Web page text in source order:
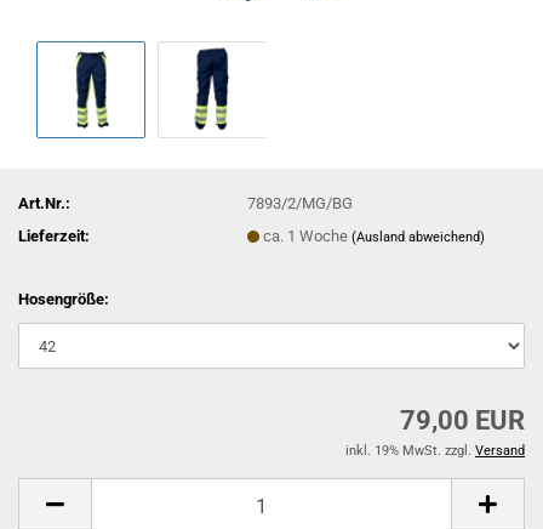
Art.Nr.:
7893/2/MG/BG
Lieferzeit:
ca. 1 Woche(Ausland abweichend)
Hosengröße:
79,00 EUR
inkl. 19% MwSt. zzgl. Versand